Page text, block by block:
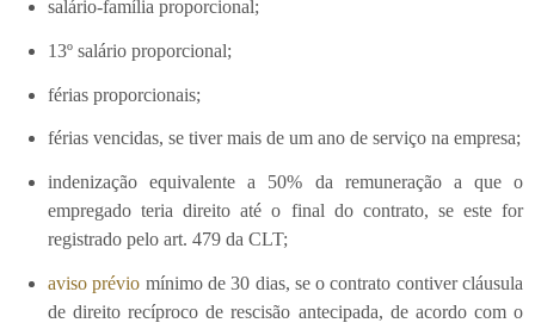
salário-família proporcional;
13º salário proporcional;
férias proporcionais;
férias vencidas, se tiver mais de um ano de serviço na empresa;
indenização equivalente a 50% da remuneração a que o
empregado teria direito até o final do contrato, se este for
registrado pelo art. 479 da CLT;
aviso prévio mínimo de 30 dias, se o contrato contiver cláusula
de direito recíproco de rescisão antecipada, de acordo com o